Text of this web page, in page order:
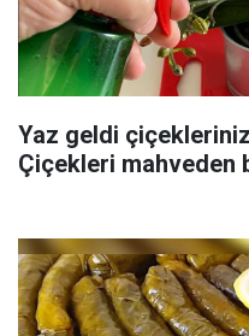
Yaz geldi
Çiçekleri mahveden